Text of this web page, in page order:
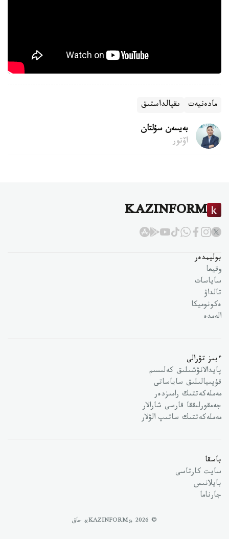
مادەنيەت ىقپالداستىق
بەيسەن سۇلتان
اۆتور
KAZINFORM
بوليمدەر
وقيعا
ساياسات
تالداۋ
ەكونوميكا
الەمدە
ءبىز تۋرالى
پايدالانۋشىلىق كەلىسىم
قۇپىيالىلىق ساياساتى
مەملەكەتتىك رامىزدەر
جەمقورلىققا قارسى شارالار
مەملەكەتتىك ساتىپ الۋلار
باسقا
سايت كارتاسى
بايلانىس
جارناما
© 2026 «KAZINFORM» حاق